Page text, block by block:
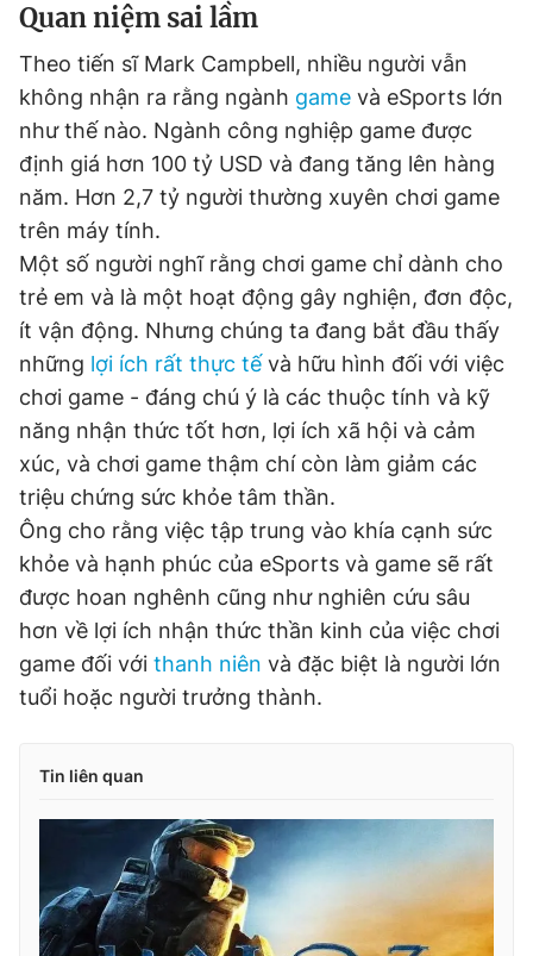
Quan niệm sai lầm
Theo tiến sĩ Mark Campbell, nhiều người vẫn
không nhận ra rằng ngành game và eSports lớn
như thế nào. Ngành công nghiệp game được
định giá hơn 100 tỷ USD và đang tăng lên hàng
năm. Hơn 2,7 tỷ người thường xuyên chơi game
trên máy tính.
Một số người nghĩ rằng chơi game chỉ dành cho
trẻ em và là một hoạt động gây nghiện, đơn độc,
ít vận động. Nhưng chúng ta đang bắt đầu thấy
những lợi ích rất thực tế và hữu hình đối với việc
chơi game - đáng chú ý là các thuộc tính và kỹ
năng nhận thức tốt hơn, lợi ích xã hội và cảm
xúc, và chơi game thậm chí còn làm giảm các
triệu chứng sức khỏe tâm thần.
Ông cho rằng việc tập trung vào khía cạnh sức
khỏe và hạnh phúc của eSports và game sẽ rất
được hoan nghênh cũng như nghiên cứu sâu
hơn về lợi ích nhận thức thần kinh của việc chơi
game đối với thanh niên và đặc biệt là người lớn
tuổi hoặc người trưởng thành.
Tin liên quan